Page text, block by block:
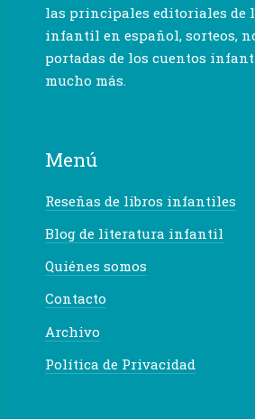
las principales editoriales de
infantil en español, sorteos,
portadas de los cuentos
mucho más.
Menú
Reseñas de libros infantiles
Blog de literatura infantil
Quiénes somos
Contacto
Archivo
Política de Privacidad